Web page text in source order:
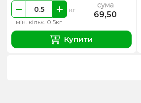
мін. кільк. 0.5кг
кг сума
69,50
Купити